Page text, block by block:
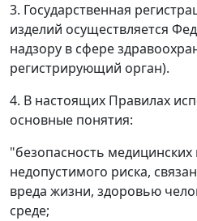
3. Государственная
изделий осуществляется
надзору в сфере
регистрирующий орган).
4. В настоящих Правилах
основные понятия:
"безопасность медицинских
недопустимого риска,
вреда жизни, здоровью
среде;